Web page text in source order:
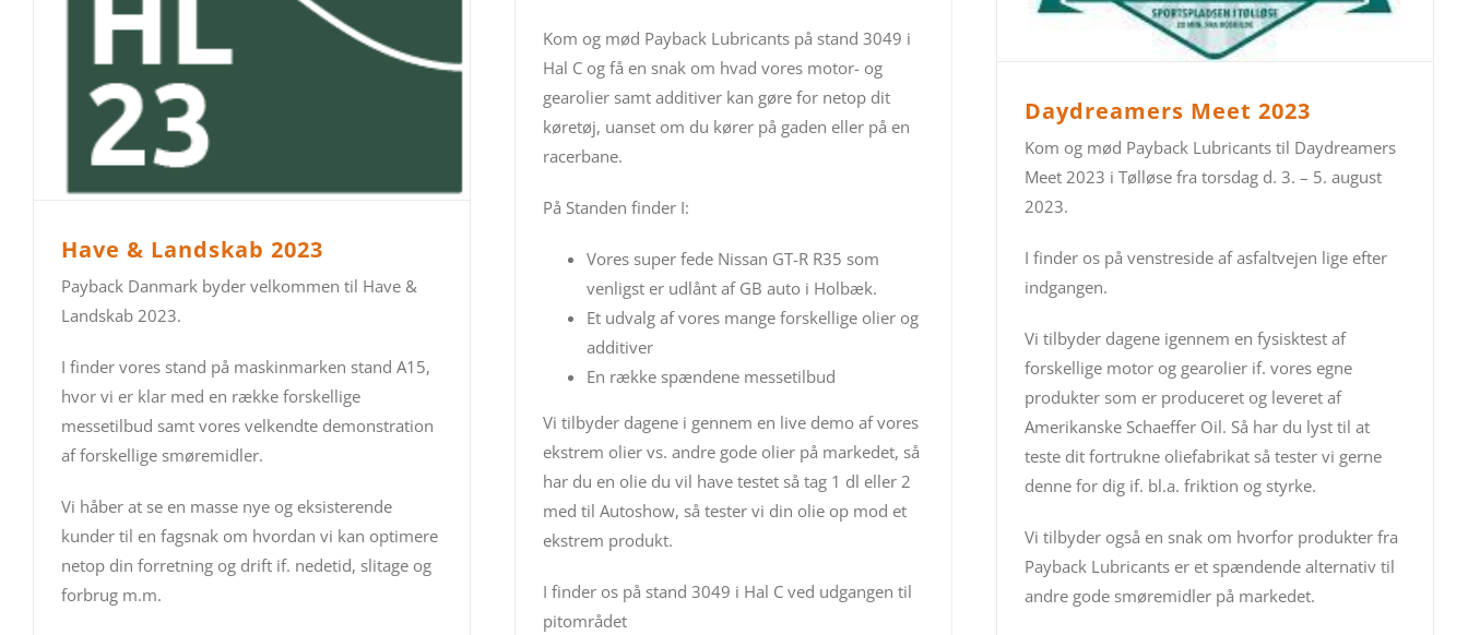
Have & Landskab 2023
Payback Danmark byder velkommen til Have &
Landskab 2023.
I finder vores stand på maskinmarken stand A15,
hvor vi er klar med en række forskellige
messetilbud samt vores velkendte demonstration
af forskellige smøremidler.
Vi håber at se en masse nye og eksisterende
kunder til en fagsnak om hvordan vi kan optimere
netop din forretning og drift if. nedetid, slitage og
forbrug m.m.
Kom og mød Payback Lubricants på stand 3049 i
Hal C og få en snak om hvad vores motor- og
gearolier samt additiver kan gøre for netop dit
køretøj, uanset om du kører på gaden eller på en
racerbane.
På Standen finder I:
Vores super fede Nissan GT-R R35 som
venligst er udlånt af GB auto i Holbæk.
Et udvalg af vores mange forskellige olier og
additiver
En række spændene messetilbud
Vi tilbyder dagene i gennem en live demo af vores
ekstrem olier vs. andre gode olier på markedet, så
har du en olie du vil have testet så tag 1 dl eller 2
med til Autoshow, så tester vi din olie op mod et
ekstrem produkt.
I finder os på stand 3049 i Hal C ved udgangen til
pitområdet
Daydreamers Meet 2023
Kom og mød Payback Lubricants til Daydreamers
Meet 2023 i Tølløse fra torsdag d. 3. – 5. august
2023.
I finder os på venstreside af asfaltvejen lige efter
indgangen.
Vi tilbyder dagene igennem en fysisktest af
forskellige motor og gearolier if. vores egne
produkter som er produceret og leveret af
Amerikanske Schaeffer Oil. Så har du lyst til at
teste dit fortrukne oliefabrikat så tester vi gerne
denne for dig if. bl.a. friktion og styrke.
Vi tilbyder også en snak om hvorfor produkter fra
Payback Lubricants er et spændende alternativ til
andre gode smøremidler på markedet.